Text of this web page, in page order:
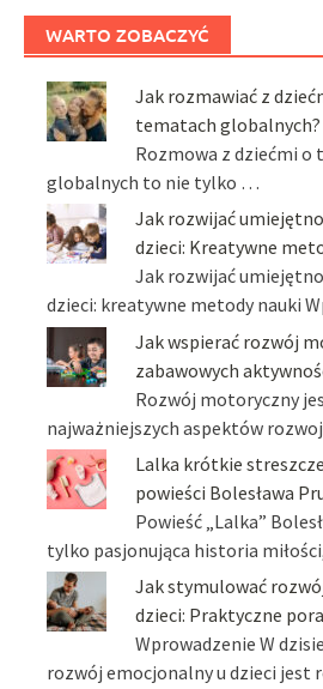
WARTO ZOBACZYĆ
Jak rozmawiać z
tematach globalnych?
Rozmowa z dziećmi
globalnych to nie tylko …
Jak rozwijać
dzieci: Kreatywne
Jak rozwijać
dzieci: kreatywne metody nauki
Jak wspierać rozwój
zabawowych
Rozwój motoryczny
najważniejszych aspektów
Lalka krótkie
powieści Bolesława
Powieść „Lalka”
tylko pasjonująca historia
Jak stymulować
dzieci: Praktyczne
Wprowadzenie W
rozwój emocjonalny u dzieci jest